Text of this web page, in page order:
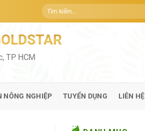
Tìm
kiếm:
TP HCM
NÔNG NGHIỆP TUYỂN DỤNG LIÊN HỆ